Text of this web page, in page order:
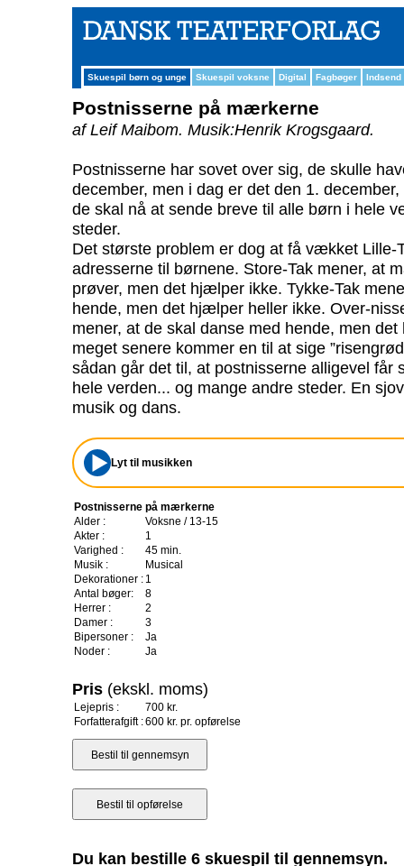
Skuespil børn og unge Skuespil voksne Digital Fagbøger Indsend
Postnisserne på mærkerne
af Leif Maibom. Musik:Henrik Krogsgaard.
Postnisserne har sovet over sig, de skulle
december, men i dag er det den 1.
de skal nå at sende breve til alle børn i hele
steder.
Det største problem er dog at få vækket Lille-
adresserne til børnene. Store-Tak mener, at
prøver, men det hjælper ikke. Tykke-Tak
hende, men det hjælper heller ikke. Over-
mener, at de skal danse med hende, men
meget senere kommer en til at sige
sådan går det til, at postnisserne alligevel får
hele verden... og mange andre steder. En
musik og dans.
Lyt til musikken
Postnisserne på mærkerne
Alder :
Voksne / 13-15
Akter :
1
Varighed :
45 min.
Musik :
Musical
Dekorationer : 1
Antal bøger:
8
Herrer :
2
Damer :
3
Bipersoner :
Ja
Noder :
Ja
Pris (ekskl. moms)
Lejepris :
700 kr.
Forfatterafgift :600 kr. pr. opførelse
Du kan bestille 6 skuespil til gennemsyn.